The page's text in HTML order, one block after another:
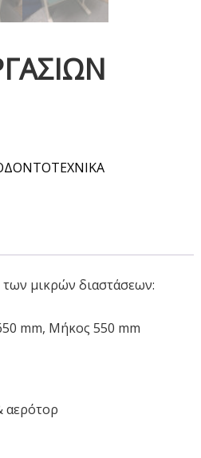
Α
μικρών διαστάσεων:
mm, Μήκος 550 mm
αερότορ